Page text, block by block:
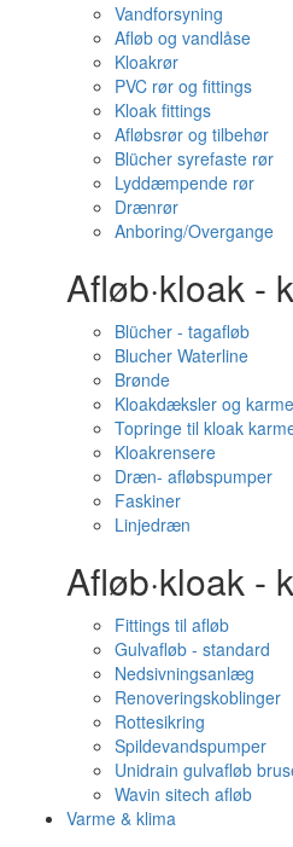
Vandforsyning
Afløb og vandlåse
Kloakrør
PVC rør og fittings
Kloak fittings
Afløbsrør og tilbehør
Blücher syrefaste rør
Lyddæmpende rør
Drænrør
Anboring/Overgange
Afløb·kloak -
Blücher - tagafløb
Blucher Waterline
Brønde
Kloakdæksler og karme
Topringe til kloak
Kloakrensere
Dræn- afløbspumper
Faskiner
Linjedræn
Afløb·kloak -
Fittings til afløb
Gulvafløb - standard
Nedsivningsanlæg
Renoveringskoblinger
Rottesikring
Spildevandspumper
Unidrain gulvafløb
Wavin sitech afløb
Varme & klima